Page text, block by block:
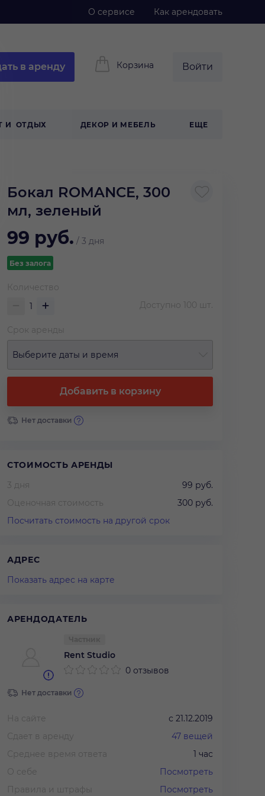
О сервисе Как арендовать
в аренду Корзина Войти
И ОТДЫХ ДЕКОР И МЕБЕЛЬ ЕЩЕ
Бокал ROMANCE, 300
мл, зеленый
99 руб. / 3 дня
Без залога
Количество
Доступно 100 шт.
Срок аренды
Выберите даты и время
Добавить в корзину
Нет доставки
СТОИМОСТЬ АРЕНДЫ
3 дня
99 руб.
Оценочная стоимость
300 руб.
Посчитать стоимость на другой срок
АДРЕС
Показать адрес на карте
АРЕНДОДАТЕЛЬ
Rent Studio
0 отзывов
Нет доставки
На сайте с 21.12.2019
Сдает в аренду
47 вещей
Среднее время ответа
1 час
О себе
Посмотреть
Правила и штрафы
Посмотреть